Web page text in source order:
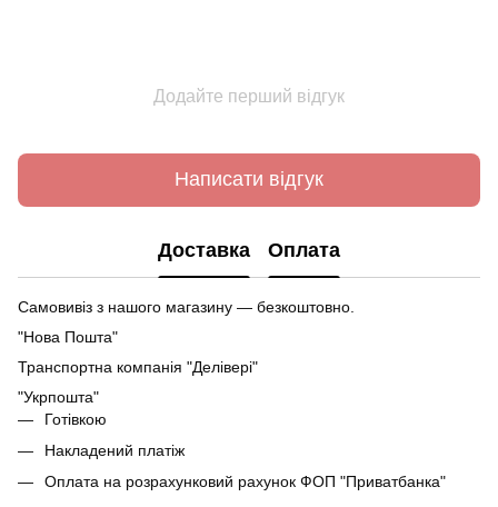
Додайте перший відгук
Написати відгук
Доставка Оплата
Самовивіз з нашого магазину — безкоштовно.
"Нова Пошта"
Транспортна компанія "Делівері"
"Укрпошта"
Готівкою
Накладений платіж
Оплата на розрахунковий рахунок ФОП "Приватбанка"